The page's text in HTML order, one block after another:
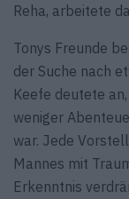
Reha, arbeitete
Tonys Freunde
der Suche nach
Keefe deutete
weniger
war. Jede
Mannes mit
Erkenntnis